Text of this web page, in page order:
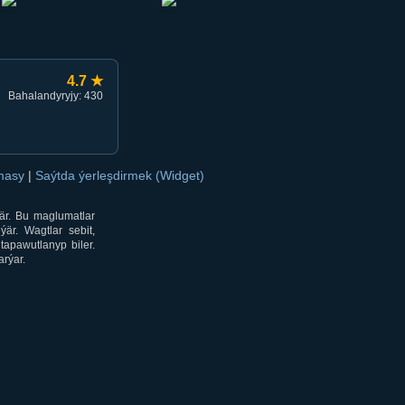
4.7 ★
Bahalandyryjy: 430
| Saýtda ýerleşdirmek (Widget)
Bu maglumatlar
Wagtlar sebit,
biler.